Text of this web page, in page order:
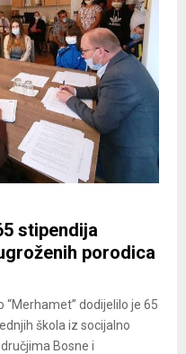
stipendija
porodica
dodijelilo je 65
škola iz socijalno
Bosne i